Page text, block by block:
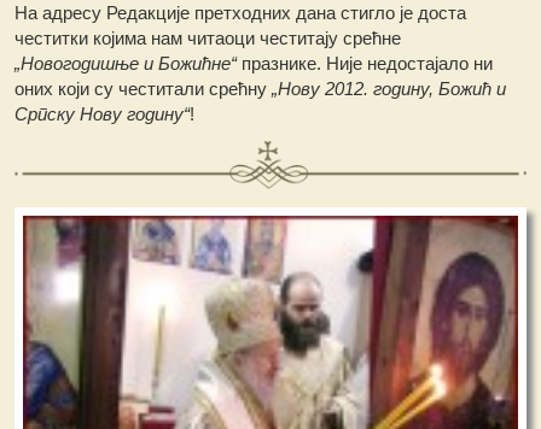
На адресу Редакције претходних дана стигло је доста
честитки којима нам читаоци честитају срећне
„Новогодишње и Божићне“празнике. Није недостајало ни
оних који су честитали срећну„Нову 2012. годину, Божић и
Српску Нову годину“!